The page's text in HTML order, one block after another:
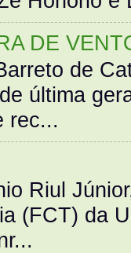
DE
de
última
rec...
Riul
(FCT) da